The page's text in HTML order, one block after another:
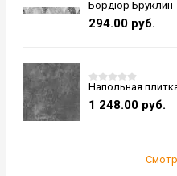
Бордюр Бруклин
294.00 руб.
Напольная
1 248.00 руб.